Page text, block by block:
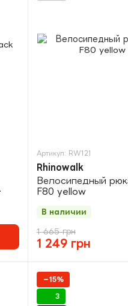
Артикул: RW121
Rhinowalk
Велосипедный
F80 yellow
1 665 грн
1 249 грн
В наличии
−15%
3